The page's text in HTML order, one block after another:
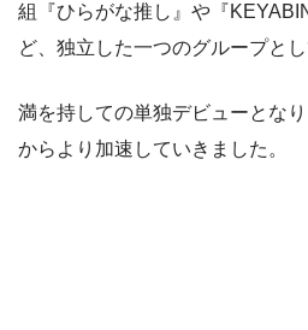
組『ひらがな推し』や『
ど、独立した一つのグループと
満を持しての単独デビューとな
からより加速していきました。